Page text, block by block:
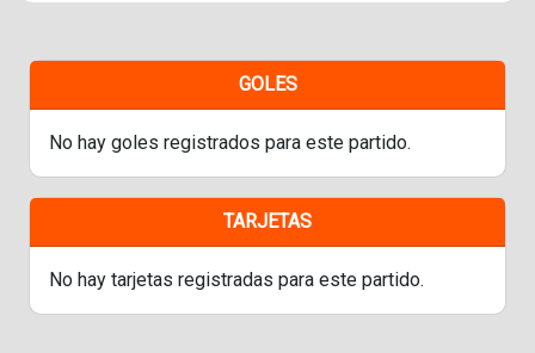
GOLES
No hay goles registrados para este partido.
TARJETAS
No hay tarjetas registradas para este partido.